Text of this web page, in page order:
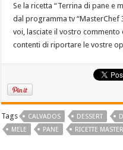
Se la ricetta “Terrina di pane e
dal programma tv “MasterChef
voi, lasciate il vostro
contenti di riportare le vostre
Tags CALVADOS DESSERT
MELE
PANE RICETTE